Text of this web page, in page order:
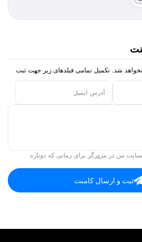
شد. تکمیل تمامی فیلد‌های زیر جهت ثبت
آدرس ایمیل
من در مرورگر برای زمانی که دوباره
ثبت و ارسال کامنت